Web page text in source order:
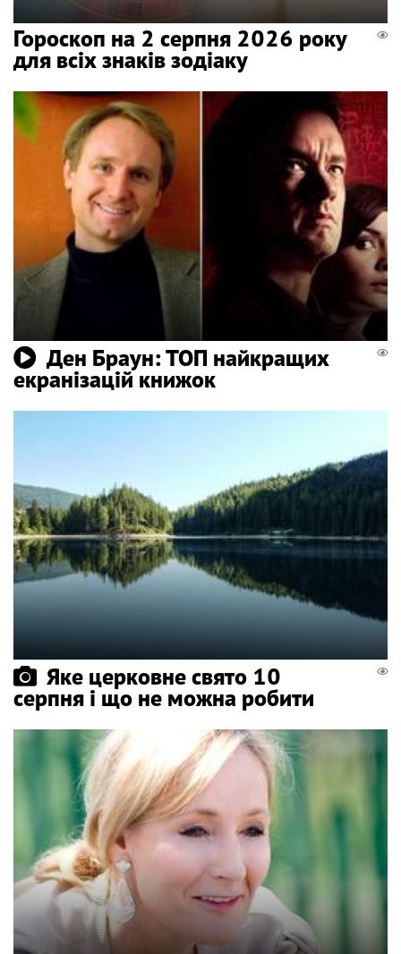
Гороскоп на 2 серпня 2026 року
для всіх знаків зодіаку
Ден Браун: ТОП найкращих
екранізацій книжок
Яке церковне свято 10
серпня і що не можна робити